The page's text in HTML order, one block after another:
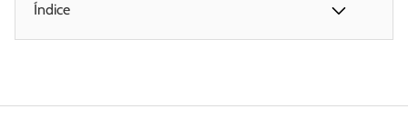
Índice